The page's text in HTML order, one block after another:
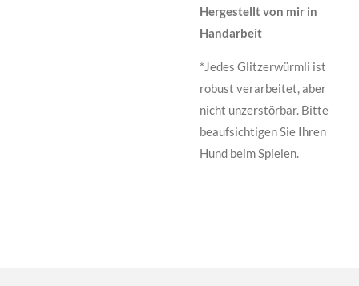
Hergestellt von mir in
Handarbeit
*Jedes Glitzerwürmli ist
robust verarbeitet, aber
nicht unzerstörbar. Bitte
beaufsichtigen Sie Ihren
Hund beim Spielen.